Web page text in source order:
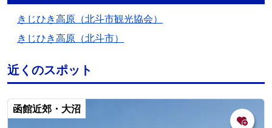
きじひき高原（北斗市観光協会）
きじひき高原（北斗市）
近くのスポット
函館近郊・大沼